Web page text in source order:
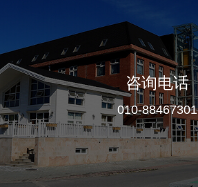
咨询电话
010-88467301